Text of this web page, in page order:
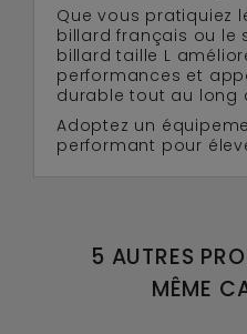
Que vous pratiquiez
billard français ou le
billard taille L
performances et
durable tout au long
Adoptez un
performant pour
5 AUTRES
MÊME